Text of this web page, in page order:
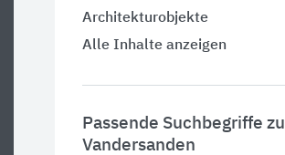
Architekturobjekte
Alle Inhalte anzeigen
Passende Suchbegriffe zu
Vandersanden